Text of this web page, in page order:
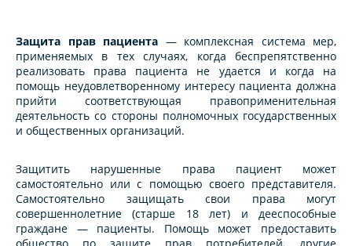
Защита прав пациента — комплексная система мер,
применяемых в тех случаях, когда беспрепятственно
реализовать права пациента не удается и когда на
помощь неудовлетворенному интересу пациента должна
прийти соответствующая правоприменительная
деятельность со стороны полномочных государственных
и общественных организаций.
Защитить нарушенные права пациент может
самостоятельно или с помощью своего представителя.
Самостоятельно защищать свои права могут
совершеннолетние (старше 18 лет) и дееспособные
граждане — пациенты. Помощь может предоставить